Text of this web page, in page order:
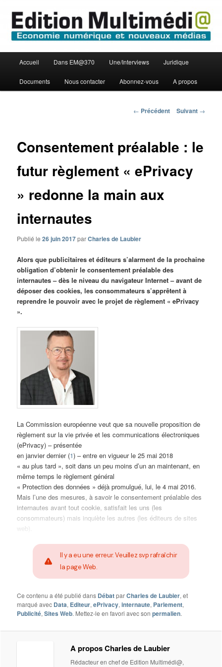
contenu
principalEdition Multimédi@
principal
Accueil Dans EM@370 Une/Interviews Juridique
Documents Nous contacter Abonnez-vous A propos
Navigation
← Précédent Suivant →
Consentement préalable : le
futur règlement « ePrivacy
» redonne la main aux
internautes
Publié le26 juin 2017parCharles de Laubier
Alors que publicitaires et éditeurs s’alarment de la prochaine
obligation d’obtenir le consentement préalable des
internautes – dès le niveau du navigateur Internet – avant de
déposer des cookies, les consommateurs s’apprêtent à
reprendre le pouvoir avec le projet de règlement « ePrivacy
».
La Commission européenne veut que sa nouvelle proposition de
règlement sur la vie privée et les communications électroniques
(ePrivacy) – présentée
en janvier dernier (1) – entre en vigueur le 25 mai 2018
« au plus tard », soit dans un peu moins d’un an maintenant, en
même temps le règlement général
« Protection des données » déjà promulgué, lui, le 4 mai 2016.
Mais l’une des mesures, à savoir le consentement préalable des
internautes avant tout cookie, satisfait les uns (les
consommateurs) mais inquiète les autres (les éditeurs de sites
web).
Il y a eu une erreur. Veuillez svp rafraîchir
la page Web.
Ce contenu a été publié dans DébatparCharles de Laubier, et
marqué avec Data, Editeur,ePrivacy,internaute, Parlement,
Publicité,Sites Web. Mettez-le en favori avec sonpermalien.
A propos Charles de Laubier
Rédacteur en chef de Edition Multimédi@,